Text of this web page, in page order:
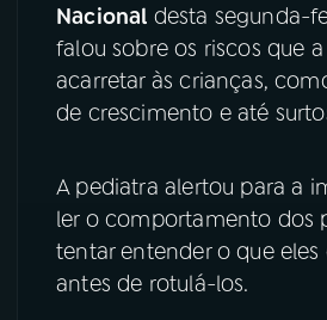
Instagram X
Nacional desta segunda-
falou sobre os riscos que
acarretar às crianças,
de crescimento e até
A pediatra alertou para a
ler o comportamento dos
tentar entender o que eles
antes de rotulá-los.